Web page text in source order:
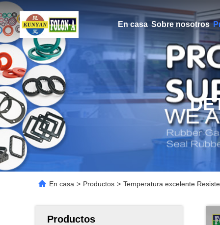
En casa Sobre nosotros
En casa > Productos > Temperatura excelente
Productos